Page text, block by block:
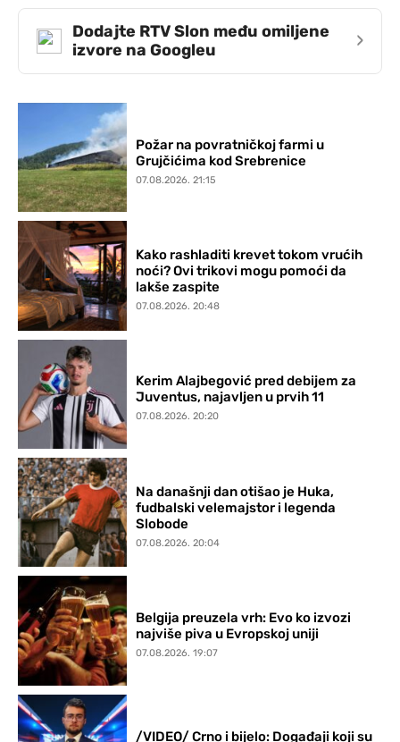
Dodajte RTV Slon među omiljene
izvore na Googleu
›
Požar na povratničkoj farmi u
Grujčićima kod Srebrenice
07.08.2026. 21:15
Kako rashladiti krevet tokom vrućih
noći? Ovi trikovi mogu pomoći da
lakše zaspite
07.08.2026. 20:48
Kerim Alajbegović pred debijem za
Juventus, najavljen u prvih 11
07.08.2026. 20:20
Na današnji dan otišao je Huka,
fudbalski velemajstor i legenda
Slobode
07.08.2026. 20:04
Belgija preuzela vrh: Evo ko izvozi
najviše piva u Evropskoj uniji
07.08.2026. 19:07
/VIDEO/ Crno i bijelo: Događaji koji su